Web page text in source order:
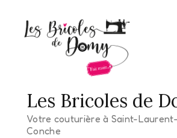
Les Bricoles de
Votre couturière à Saint-
Conche